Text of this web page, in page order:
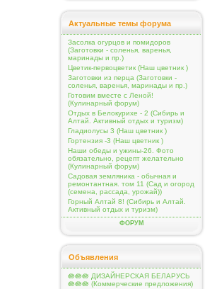
Актуальные темы форума
Засолка огурцов и помидоров
(Заготовки - соленья, варенья,
маринады и пр.)
Цветик-первоцветик (Наш цветник )
Заготовки из перца (Заготовки -
соленья, варенья, маринады и пр.)
Готовим вместе с Леной!
(Кулинарный форум)
Отдых в Белокурихе - 2 (Сибирь и
Алтай. Активный отдых и туризм)
Гладиолусы 3 (Наш цветник )
Гортензия -3 (Наш цветник )
Наши обеды и ужины-26. Фото
обязательно, рецепт желательно
(Кулинарный форум)
Садовая земляника - обычная и
ремонтантная. том 11 (Сад и огород
(семена, рассада, урожай))
Горный Алтай 8! (Сибирь и Алтай.
Активный отдых и туризм)
ФОРУМ
Объявления
🪷🪷🪷 ДИЗАЙНЕРСКАЯ БЕЛАРУСЬ
🪷🪷🪷 (Коммерческие предложения)